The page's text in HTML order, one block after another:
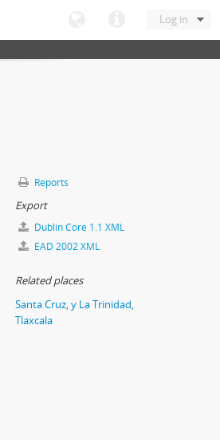
Log in
Reports
Export
Dublin Core 1.1 XML
EAD 2002 XML
Related places
Santa Cruz, y La Trinidad,
Tlaxcala